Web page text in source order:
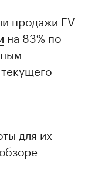
продажи EV
на 83% по
для их